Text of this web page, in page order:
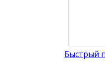
Быстрый